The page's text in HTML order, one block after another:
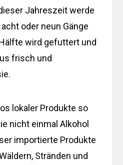
Jahreszeit werde
oder neun Gänge
wird gefuttert und
frisch und
lokaler Produkte so
nicht einmal Alkohol
importierte Produkte
Stränden und